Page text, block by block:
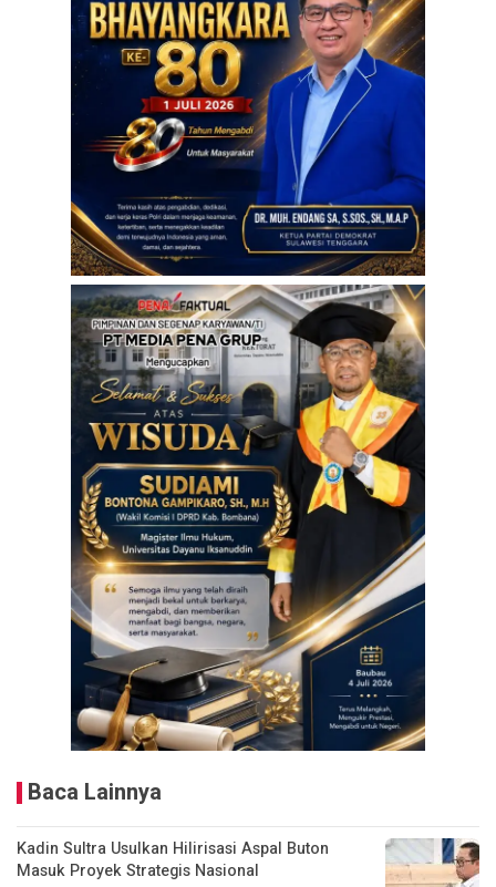
Baca Lainnya
Kadin Sultra Usulkan Hilirisasi Aspal Buton
Masuk Proyek Strategis Nasional